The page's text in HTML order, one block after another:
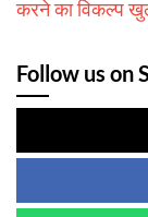
करने का विकल्प
Follow us on